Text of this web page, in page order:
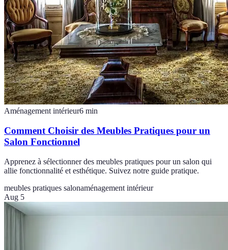
Aménagement intérieur6 min
Comment Choisir des Meubles Pratiques pour un
Salon Fonctionnel
Apprenez à sélectionner des meubles pratiques pour un salon qui
allie fonctionnalité et esthétique. Suivez notre guide pratique.
meubles pratiques salonaménagement intérieur
Aug 5